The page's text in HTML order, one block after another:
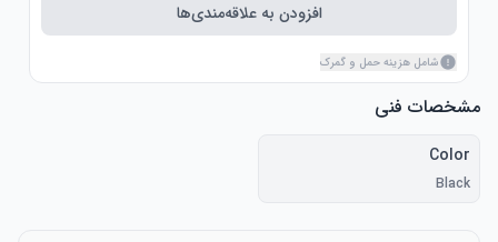
افزودن به علاقه‌مندی‌ها
شامل هزینه حمل و گمرک
مشخصات فنی
Color
Black